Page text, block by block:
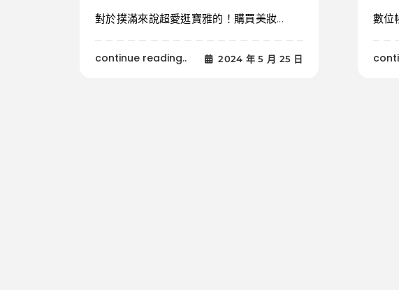
對於撲滿來說超愛逛寶雅的！購買美妝...
continue reading.. 2024 年 5 月 25 日
數位